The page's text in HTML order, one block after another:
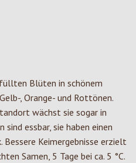
Blüten in schönem
, Orange- und Rottönen.
wächst sie sogar in
essbar, sie haben einen
Bessere Keimergebnisse erzielt
Samen, 5 Tage bei ca. 5 °C.